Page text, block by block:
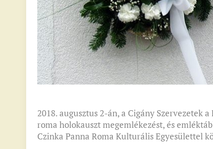
2018. augusztus 2-án, a Cigány Szervezetek
roma holokauszt megemlékezést, és
Czinka Panna Roma Kulturális Egyesülettel